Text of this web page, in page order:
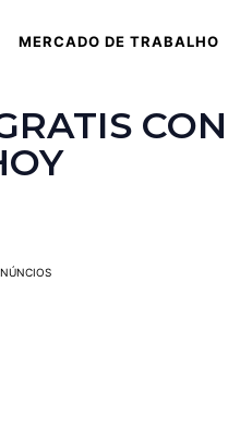
MERCADO DE TRABALHO